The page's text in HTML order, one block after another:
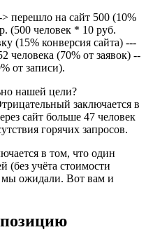
перешло на сайт 500 (10%
(500 человек * 10 руб.
(15% конверсия сайта) ---
человека (70% от заявок) --
от записи).
нашей цели?
заключается в
сайт больше 47 человек
горячих запросов.
в том, что один
(без учёта стоимости
мы ожидали. Вот вам и